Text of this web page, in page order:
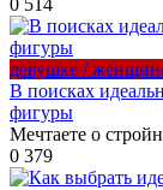
0 514
девушке /
В поисках
фигуры
Мечтаете о
0 379